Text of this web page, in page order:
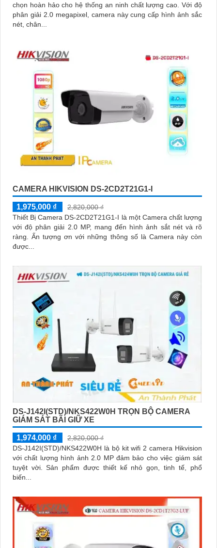
chọn hoàn hảo cho hệ thống an ninh chất lượng cao. Với độ
phân giải 2.0 megapixel, camera này cung cấp hình ảnh sắc
nét, chân...
CAMERA HIKVISION DS-2CD2T21G1-I
1,975,000 ₫
2,820,000 ₫
Thiết Bị Camera DS-2CD2T21G1-I là một Camera chất lượng
với độ phân giải 2.0 MP, mang đến hình ảnh sắt nét và rõ
ràng. Ấn tượng ơn với những thông số là Camera này còn
được...
DS-J142I(STD)/NKS422W0H TRỌN BỘ CAMERA
GIÁM SÁT BÃI GIỮ XE
1,974,000 ₫
2,820,000 ₫
DS-J142I(STD)/NKS422W0H là bộ kit wifi 2 camera Hikvision
với chất lượng hình ảnh 2.0 MP đảm bảo cho việc giám sát
tuyệt vời. Sản phẩm được thiết kế nhỏ gọn, tinh tế, phổ
biến...